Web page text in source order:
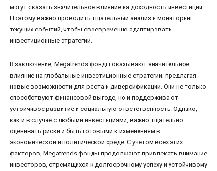
могут оказать значительное влияние на доходность инвестиций.
Поэтому важно проводить тщательный анализ и мониторинг
текущих событий, чтобы своевременно адаптировать
инвестиционные стратегии.
В заключение, Megatrends фонды оказывают значительное
влияние на глобальные инвестиционные стратегии, предлагая
новые возможности для роста и диверсификации. Они не только
способствуют финансовой выгоде, но и поддерживают
устойчивое развитие и социальную ответственность. Однако,
как и в случае с любыми инвестициями, важно тщательно
оценивать риски и быть готовыми к изменениям в
экономической и политической среде. С учетом всех этих
факторов, Megatrends фонды продолжают привлекать внимание
инвесторов, стремящихся к долгосрочному успеху и устойчивому